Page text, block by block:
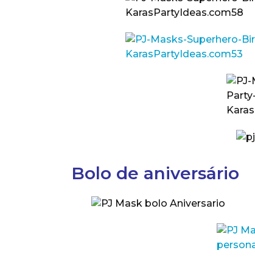
Bolo de aniversário